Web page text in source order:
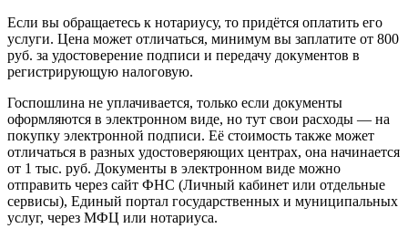
Если вы обращаетесь к нотариусу, то придётся оплатить его
услуги. Цена может отличаться, минимум вы заплатите от 800
руб. за удостоверение подписи и передачу документов в
регистрирующую налоговую.
Госпошлина не уплачивается, только если документы
оформляются в электронном виде, но тут свои расходы — на
покупку электронной подписи. Её стоимость также может
отличаться в разных удостоверяющих центрах, она начинается
от 1 тыс. руб. Документы в электронном виде можно
отправить через сайт ФНС (Личный кабинет или отдельные
сервисы), Единый портал государственных и муниципальных
услуг, через МФЦ или нотариуса.